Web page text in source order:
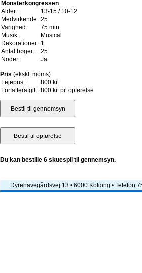
Monsterkongressen
Alder :
13-15 / 10-12
Medvirkende :25
Varighed :
75 min.
Musik :
Musical
Dekorationer : 1
Antal bøger:
25
Noder :
Ja
Pris (ekskl. moms)
Lejepris :
800 kr.
Forfatterafgift :800 kr. pr. opførelse
Du kan bestille 6 skuespil til gennemsyn.
Dyrehavegårdsvej 13 • 6000 Kolding • Telefon